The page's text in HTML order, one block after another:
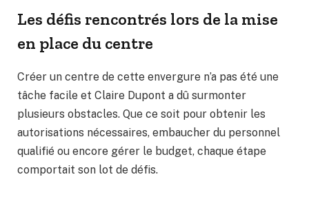
Les défis rencontrés lors de la mise
en place du centre
Créer un centre de cette envergure n’a pas été une
tâche facile et Claire Dupont a dû surmonter
plusieurs obstacles. Que ce soit pour obtenir les
autorisations nécessaires, embaucher du personnel
qualifié ou encore gérer le budget, chaque étape
comportait son lot de défis.